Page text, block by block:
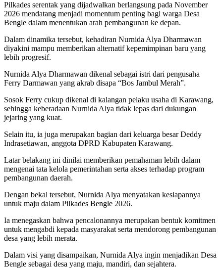
Pilkades serentak yang dijadwalkan berlangsung pada November
2026 mendatang menjadi momentum penting bagi warga Desa
Bengle dalam menentukan arah pembangunan ke depan.
Dalam dinamika tersebut, kehadiran Nurnida Alya Dharmawan
diyakini mampu memberikan alternatif kepemimpinan baru yang
lebih progresif.
Nurnida Alya Dharmawan dikenal sebagai istri dari pengusaha
Ferry Darmawan yang akrab disapa “Bos Jambul Merah”.
Sosok Ferry cukup dikenal di kalangan pelaku usaha di Karawang,
sehingga keberadaan Nurnida Alya tidak lepas dari dukungan
jejaring yang kuat.
Selain itu, ia juga merupakan bagian dari keluarga besar Deddy
Indrasetiawan, anggota DPRD Kabupaten Karawang.
Latar belakang ini dinilai memberikan pemahaman lebih dalam
mengenai tata kelola pemerintahan serta akses terhadap program
pembangunan daerah.
Dengan bekal tersebut, Nurnida Alya menyatakan kesiapannya
untuk maju dalam Pilkades Bengle 2026.
Ia menegaskan bahwa pencalonannya merupakan bentuk komitmen
untuk mengabdi kepada masyarakat serta mendorong pembangunan
desa yang lebih merata.
Dalam visi yang disampaikan, Nurnida Alya ingin menjadikan Desa
Bengle sebagai desa yang maju, mandiri, dan sejahtera.